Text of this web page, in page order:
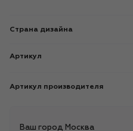
Страна дизайна
Артикул
Артикул производителя
Ваш город Москва